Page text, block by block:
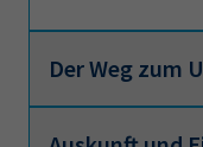
Der Weg zum